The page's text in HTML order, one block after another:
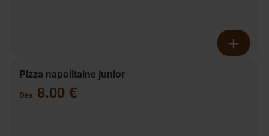
Pizza napolitaine junior
Dès 8.00 €